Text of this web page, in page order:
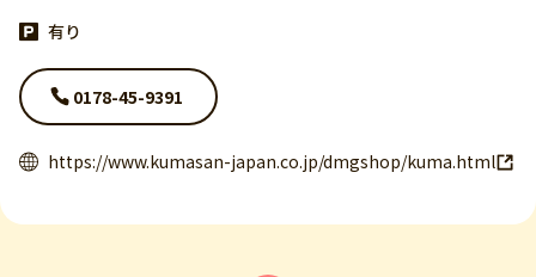
有り
0178-45-9391
https://www.kumasan-japan.co.jp/dmgshop/kuma.html